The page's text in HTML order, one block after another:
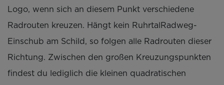
Logo, wenn sich an diesem Punkt verschiedene
Radrouten kreuzen. Hängt kein RuhrtalRadweg-
Einschub am Schild, so folgen alle Radrouten dieser
Richtung. Zwischen den großen Kreuzungspunkten
findest du lediglich die kleinen quadratischen